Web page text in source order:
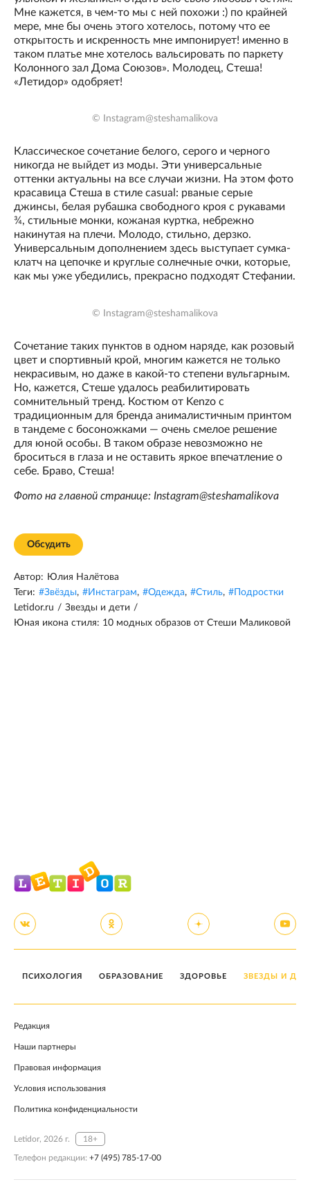
Мне кажется, в чем-то мы с ней похожи :) по крайней
мере, мне бы очень этого хотелось, потому что ее
открытость и искренность мне импонирует! именно в
таком платье мне хотелось вальсировать по паркету
Колонного зал Дома Союзов». Молодец, Стеша!
«Летидор» одобряет!
© Instagram@steshamalikova
Классическое сочетание белого, серого и черного
никогда не выйдет из моды. Эти универсальные
оттенки актуальны на все случаи жизни. На этом фото
красавица Стеша в стиле casual: рваные серые
джинсы, белая рубашка свободного кроя с рукавами
¾, стильные монки, кожаная куртка, небрежно
накинутая на плечи. Молодо, стильно, дерзко.
Универсальным дополнением здесь выступает сумка-
клатч на цепочке и круглые солнечные очки, которые,
как мы уже убедились, прекрасно подходят Стефании.
© Instagram@steshamalikova
Сочетание таких пунктов в одном наряде, как розовый
цвет и спортивный крой, многим кажется не только
некрасивым, но даже в какой-то степени вульгарным.
Но, кажется, Стеше удалось реабилитировать
сомнительный тренд. Костюм от Kenzo с
традиционным для бренда анималистичным принтом
в тандеме с босоножками — очень смелое решение
для юной особы. В таком образе невозможно не
броситься в глаза и не оставить яркое впечатление о
себе. Браво, Стеша!
Фото на главной странице: Instagram@steshamalikova
Обсудить
Автор: Юлия Налётова
Теги: #Звёзды, #Инстаграм, #Одежда, #Стиль, #Подростки
Letidor.ru / Звезды и дети /
Юная икона стиля: 10 модных образов от Стеши Маликовой
ПСИХОЛОГИЯ ОБРАЗОВАНИЕ ЗДОРОВЬЕ ЗВЕЗДЫ И
Редакция
Наши партнеры
Правовая информация
Условия использования
Политика конфиденциальности
Letidor, 2026 г. 18+
Телефон редакции: +7 (495) 785-17-00